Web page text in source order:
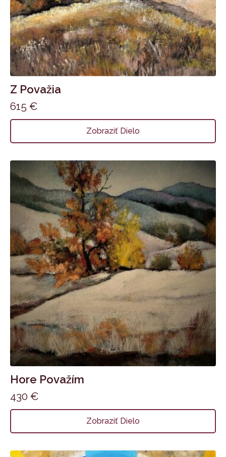
Z Považia
615 €
Zobraziť Dielo
Hore Považím
430 €
Zobraziť Dielo